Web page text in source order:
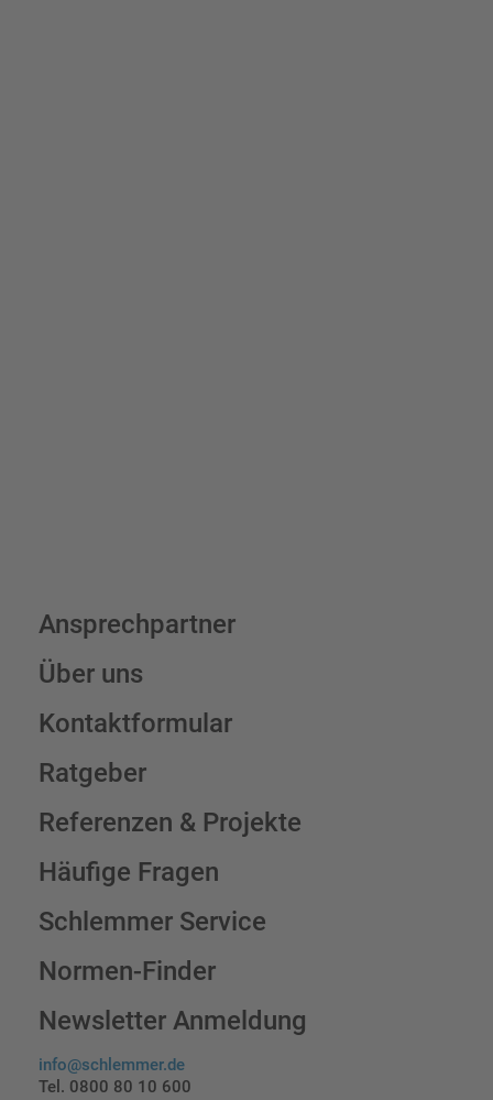
Ansprechpartner
Über uns
Kontaktformular
Ratgeber
Referenzen & Projekte
Häufige Fragen
Schlemmer Service
Normen-Finder
Newsletter Anmeldung
info@schlemmer.de
Tel. 0800 80 10 600